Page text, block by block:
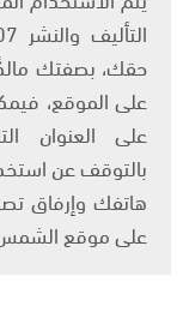
حقك، بصفتك
على الموقع،
بالتوقف عن
هاتفك وإرفاق
على موقع